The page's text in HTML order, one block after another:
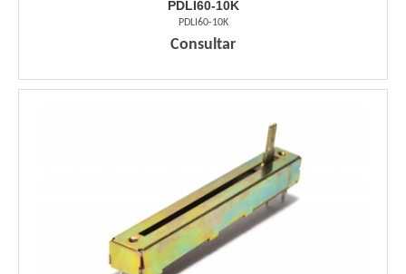
PDLI60-10K
PDLI60-10K
Consultar